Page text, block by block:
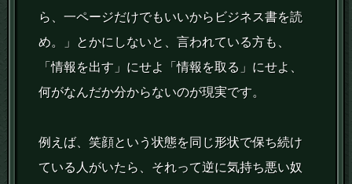
ら、一ページだけでもいいからビジネス書を読
め。」とかにしないと、言われている方も、
「情報を出す」にせよ「情報を取る」にせよ、
何がなんだか分からないのが現実です。
例えば、笑顔という状態を同じ形状で保ち続け
ている人がいたら、それって逆に気持ち悪い奴